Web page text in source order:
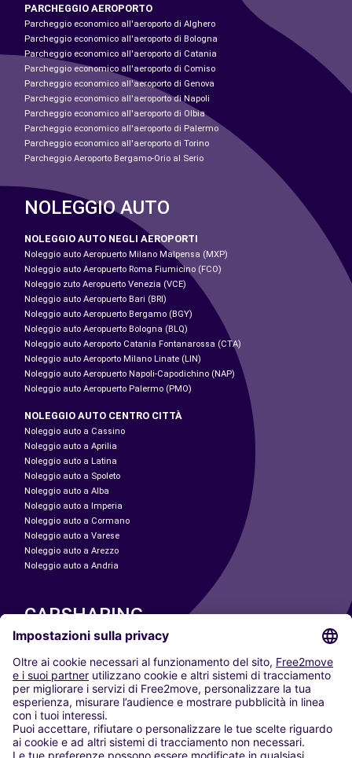
PARCHEGGIO AEROPORTO
Parcheggio economico all'aeroporto di Alghero
Parcheggio economico all'aeroporto di Bologna
Parcheggio economico all'aeroporto di Catania
Parcheggio economico all'aeroporto di Comiso
Parcheggio economico all'aeroporto di Genova
Parcheggio economico all'aeroporto di Napoli
Parcheggio economico all'aeroporto di Olbia
Parcheggio economico all'aeroporto di Palermo
Parcheggio economico all'aeroporto di Torino
Parcheggio Aeroporto Bergamo-Orio al Serio
NOLEGGIO AUTO
NOLEGGIO AUTO NEGLI AEROPORTI
Noleggio auto Aeropuerto Milano Malpensa (MXP)
Noleggio auto Aeropuerto Roma Fiumicino (FCO)
Noleggio zuto Aeropuerto Venezia (VCE)
Noleggio auto Aeropuerto Bari (BRI)
Noleggio auto Aeropuerto Bergamo (BGY)
Noleggio auto Aeropuerto Bologna (BLQ)
Noleggio auto Aeroporto Catania Fontanarossa (CTA)
Noleggio auto Aeroporto Milano Linate (LIN)
Noleggio auto Aeropuerto Napoli-Capodichino (NAP)
Noleggio auto Aeropuerto Palermo (PMO)
NOLEGGIO AUTO CENTRO CITTÀ
Noleggio auto a Cassino
Noleggio auto a Aprilia
Noleggio auto a Latina
Noleggio auto a Spoleto
Noleggio auto a Alba
Noleggio auto a Imperia
Noleggio auto a Cormano
Noleggio auto a Varese
Noleggio auto a Arezzo
Noleggio auto a Andria
CARSHARING
LE NOSTRE CITTÀ
Paris
Madrid
Washington DC
Milano
Roma
Torino
Vienna